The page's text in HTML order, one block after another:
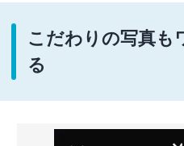
こだわりの写真も
る